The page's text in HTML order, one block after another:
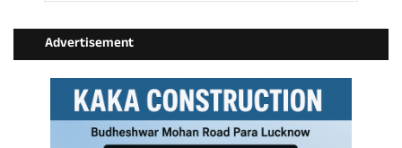
Advertisement